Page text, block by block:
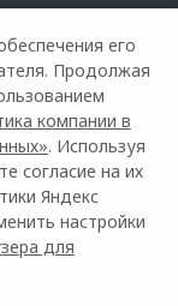
(8652) 748-555
его
Продолжая
компании в
. Используя
согласие на их
Яндекс
настройки
для